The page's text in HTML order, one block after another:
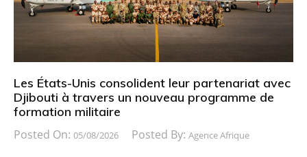
Les États-Unis consolident leur partenariat avec
Djibouti à travers un nouveau programme de
formation militaire
Posted On: 05/08/2026 Posted By: Agence Afrique